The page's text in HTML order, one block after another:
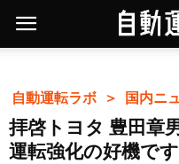
自動運転ラボ ＞ 国内ニ
拝啓トヨタ 豊田章
運転強化の好機です